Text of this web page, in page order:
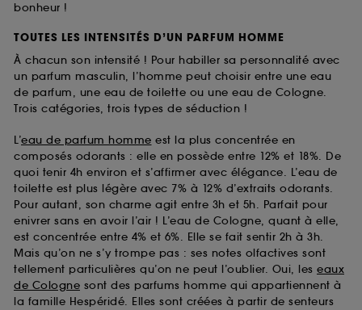
bonheur !
TOUTES LES INTENSITÉS D’UN PARFUM HOMME
À chacun son intensité ! Pour habiller sa personnalité avec
un parfum masculin, l’homme peut choisir entre une eau
de parfum, une eau de toilette ou une eau de Cologne.
Trois catégories, trois types de séduction !
L’eau de parfum homme est la plus concentrée en
composés odorants : elle en possède entre 12% et 18%. De
quoi tenir 4h environ et s’affirmer avec élégance. L’eau de
toilette est plus légère avec 7% à 12% d’extraits odorants.
Pour autant, son charme agit entre 3h et 5h. Parfait pour
enivrer sans en avoir l’air ! L’eau de Cologne, quant à elle,
est concentrée entre 4% et 6%. Elle se fait sentir 2h à 3h.
Mais qu’on ne s’y trompe pas : ses notes olfactives sont
tellement particulières qu’on ne peut l’oublier. Oui, les eaux
de Cologne sont des parfums homme qui appartiennent à
la famille Hespéridé. Elles sont créées à partir de senteurs